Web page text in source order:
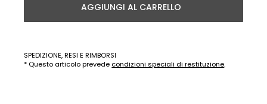
AGGIUNGI AL CARRELLO
SPEDIZIONE, RESI E RIMBORSI
* Questo articolo prevede condizioni speciali di restituzione.